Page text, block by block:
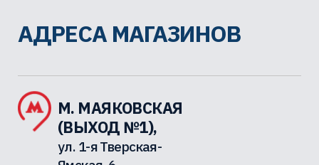
АДРЕСА МАГАЗИНОВ
М. МАЯКОВСКАЯ
(ВЫХОД №1),
ул. 1-я Тверская-